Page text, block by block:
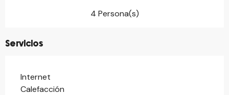
4 Persona(s)
Servicios
Internet
Calefacción